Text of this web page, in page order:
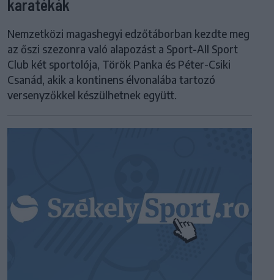
karatékák
Nemzetközi magashegyi edzőtáborban kezdte meg
az őszi szezonra való alapozást a Sport-All Sport
Club két sportolója, Török Panka és Péter-Csiki
Csanád, akik a kontinens élvonalába tartozó
versenyzőkkel készülhetnek együtt.